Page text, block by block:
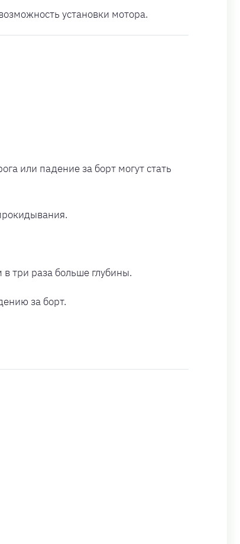
установки мотора.
или падение за борт могут стать
три раза больше глубины.
за борт.